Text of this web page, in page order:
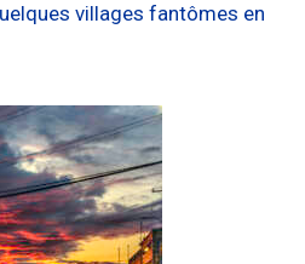
villages fantômes en